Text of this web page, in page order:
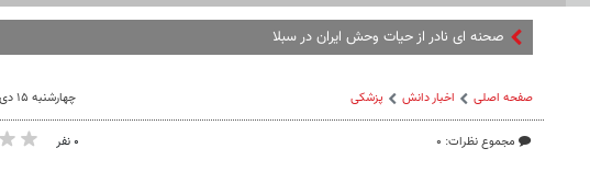
صحنه ای نادر از حیات وحش ایران در سبلان + فیلم
صفحه اصلی اخبار دانش پزشکی
مجموع نظرات: ۰
چهارشنبه ۱۵ دی ۱۳۸۹ - ۱۴:۱۰
۰ نفر